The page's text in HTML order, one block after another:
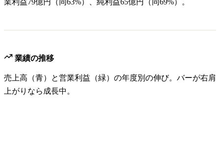
業利益79億円（同63%）、純利益65億円（同69%）。
業績の推移
売上高（青）と営業利益（緑）の年度別の伸び。バーが右肩
上がりなら成長中。